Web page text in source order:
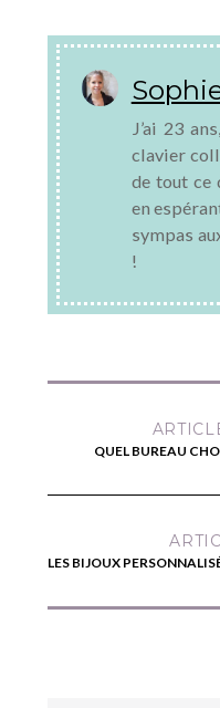
J’ai 23
clavier
de tout ce
en
sympas
!
QUEL BUREAU
LES BIJOUX